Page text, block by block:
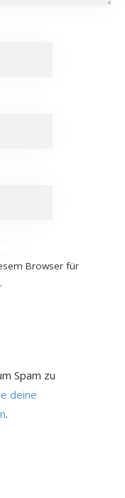
Browser für
Spam zu
deine
.